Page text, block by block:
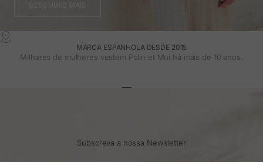
DESCUBRE MAIS
MARCA ESPANHOLA DESDE 2015
Milhares de mulheres vestem Polin et Moi há mais de 10 anos.
Subscreva a nossa Newsletter